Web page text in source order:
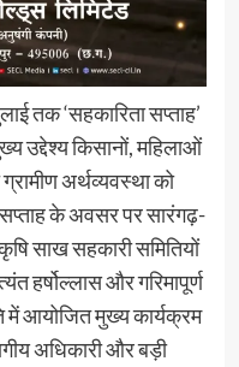
तक ‘सहकारिता सप्ताह’
उद्देश्य किसानों, महिलाओं
अर्थव्यवस्था को
के अवसर पर सारंगढ़-
साख सहकारी समितियों
हर्षोल्लास और गरिमापूर्ण
आयोजित मुख्य कार्यक्रम
अधिकारी और बड़ी